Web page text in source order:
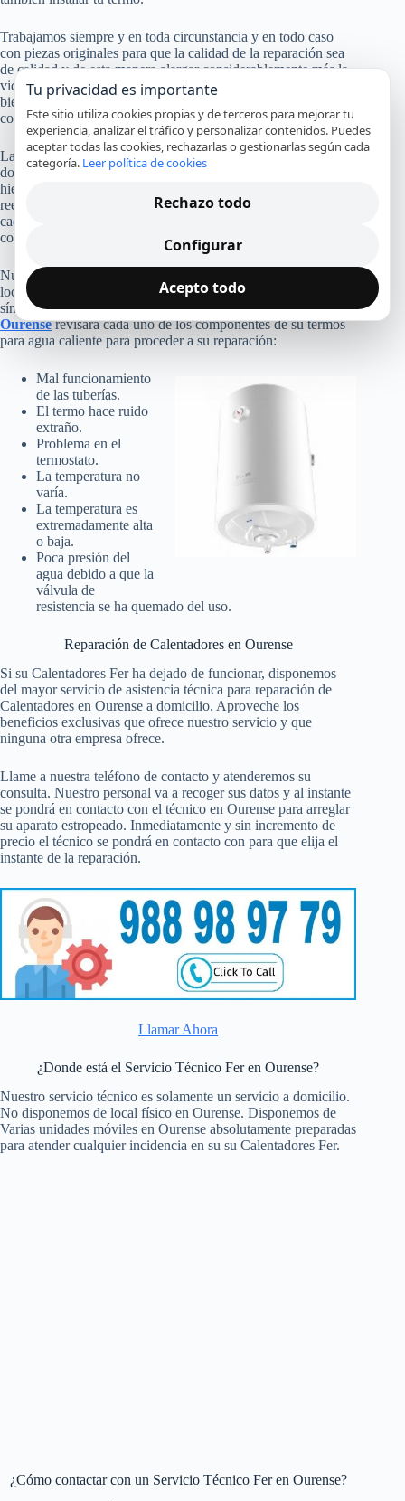
Trabajamos siempre y en toda circunstancia y en todo caso
con piezas originales para que la calidad de la reparación sea
de calidad y de esta manera alargar considerablemente más la
vida útil de tu termo eléctrico. Si halla cualquier incidencia o
bien avería en su termo eléctrico, no dude en ponerse en
contacto con nosotros.
La avería más usual de un termo eléctrico es por la vaina
donde van alojadas las resistencias, esta acostumbra a ser de
hierro y deberíamos reemplazarla al menos cada dos años y
reemplazar el ánodo de magnesio para no exponer a todos y
cada uno de los elementos de hierro de nuestro termo a la
corrosión por oxidación.
Nuestros técnicos en Ourense revisan su termo eléctrico Fer
localizando rápidamente la avería. Ante alguno de estos
síntomas, nuestroservicio técnico de termos eléctricos en
Ourenserevisará cada uno de los componentes de su termos
para agua caliente para proceder a su reparación:
Mal funcionamiento
de las tuberías.
El termo hace ruido
extraño.
Problema en el
termostato.
La temperatura no
varía.
La temperatura es
extremadamente alta
o baja.
Poca presión del
agua debido a que la
válvula de
resistencia se ha quemado del uso.
Reparación de Calentadores en Ourense
Si su Calentadores Fer ha dejado de funcionar, disponemos
del mayor servicio de asistencia técnica para reparación de
Calentadores en Ourense a domicilio. Aproveche los
beneficios exclusivas que ofrece nuestro servicio y que
ninguna otra empresa ofrece.
Llame a nuestra teléfono de contacto y atenderemos su
consulta. Nuestro personal va a recoger sus datos y al instante
se pondrá en contacto con el técnico en Ourense para arreglar
su aparato estropeado. Inmediatamente y sin incremento de
precio el técnico se pondrá en contacto con para que elija el
instante de la reparación.
Llamar Ahora
¿Donde está el Servicio Técnico Fer en Ourense?
Nuestro servicio técnico es solamente un servicio a domicilio.
No disponemos de local físico en Ourense. Disponemos de
Varias unidades móviles en Ourense absolutamente preparadas
para atender cualquier incidencia en su su Calentadores Fer.
¿Cómo contactar con un Servicio Técnico Fer en Ourense?
Tu privacidad es importante
Este sitio utiliza cookies propias y de terceros para mejorar tu
experiencia, analizar el tráfico y personalizar contenidos. Puedes
aceptar todas las cookies, rechazarlas o gestionarlas según cada
categoría. Leer política de cookies
Rechazo todo
Configurar
Acepto todo